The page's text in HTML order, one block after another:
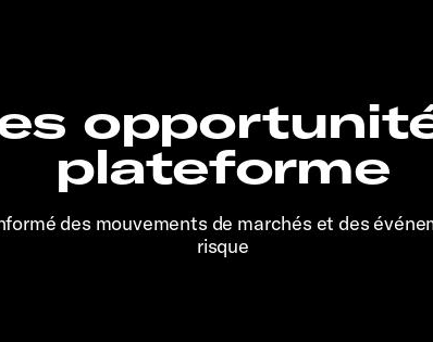
plateforme
des mouvements de marchés et des
risque